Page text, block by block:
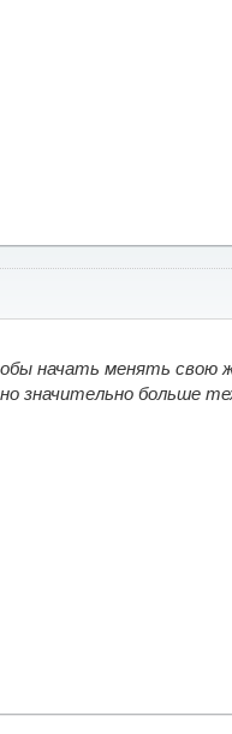
начать менять свою
значительно больше